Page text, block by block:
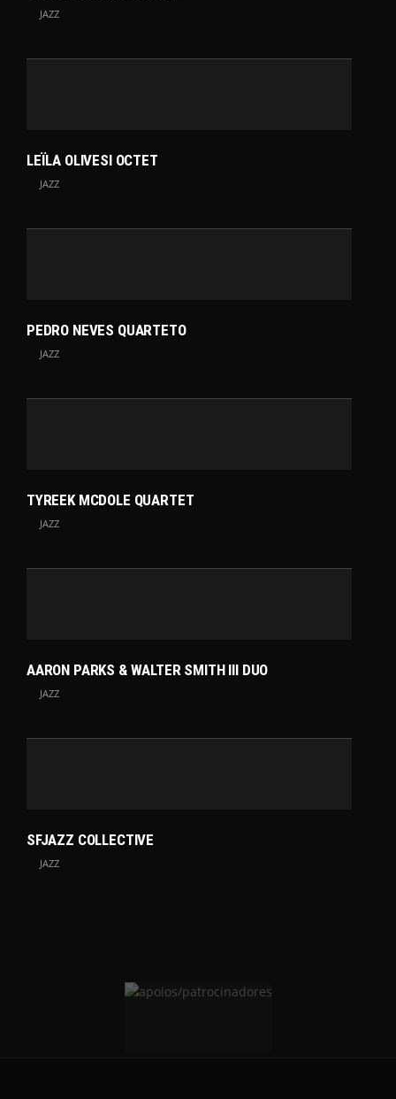
JAZZ
LEÏLA OLIVESI OCTET
JAZZ
PEDRO NEVES QUARTETO
JAZZ
TYREEK MCDOLE QUARTET
JAZZ
AARON PARKS & WALTER SMITH III DUO
JAZZ
SFJAZZ COLLECTIVE
JAZZ